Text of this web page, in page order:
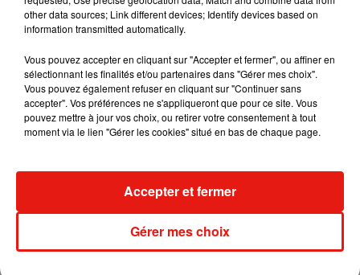
DEMI LOVATO VA CONTINUER "
Depuis son hospitalisation et sa cure de désintoxication,
Demi Lovato a reçu le soutien de nombreuses personnes,
anonymes et célébrités, sur les réseaux sociaux. Elle a
besoin de temps pour[me]soigner et pour
(...) [Je
vais] continuer à [me] battre
En attendant son retour sur le
other data sources; Link different devices; Identify devices based on
information transmitted automatically.
Vous pouvez accepter en cliquant sur "Accepter et fermer", ou affiner en
sélectionnant les finalités et/ou partenaires dans "Gérer mes choix".
Vous pouvez également refuser en cliquant sur "Continuer sans
accepter". Vos préférences ne s'appliqueront que pour ce site. Vous
pouvez mettre à jour vos choix, ou retirer votre consentement à tout
moment via le lien "Gérer les cookies" situé en bas de chaque page.
Gérer mes choix
Accepter et fermer